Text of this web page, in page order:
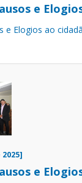
e
e Elogios ao
e